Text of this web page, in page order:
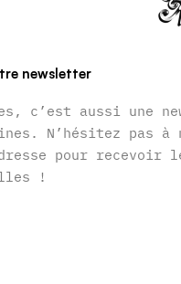
newsletter
c’est aussi une
N’hésitez pas à
pour recevoir
!